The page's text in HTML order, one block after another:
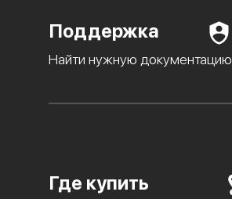
Поддержка
Найти нужную документацию
Где купить